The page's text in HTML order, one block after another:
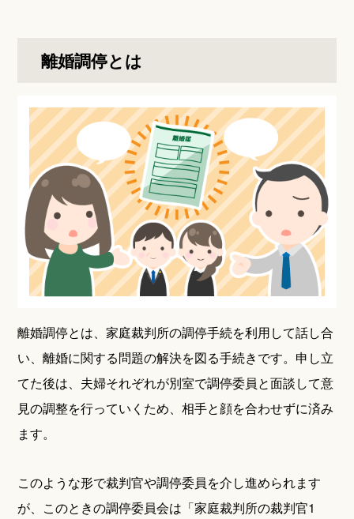
離婚調停とは
離婚調停とは、家庭裁判所の調停手続を利用して話し合
い、離婚に関する問題の解決を図る手続きです。申し立
てた後は、夫婦それぞれが別室で調停委員と面談して意
見の調整を行っていくため、相手と顔を合わせずに済み
ます。
このような形で裁判官や調停委員を介し進められます
が、このときの調停委員会は「家庭裁判所の裁判官1